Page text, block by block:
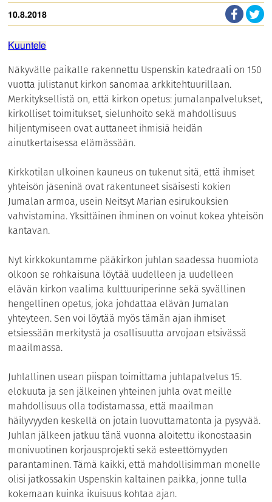
10.8.2018
Kuuntele
Näkyvälle paikalle rakennettu Uspenskin katedraali on 150
vuotta julistanut kirkon sanomaa arkkitehtuurillaan.
Merkityksellistä on, että kirkon opetus: jumalanpalvelukset,
kirkolliset toimitukset, sielunhoito sekä mahdollisuus
hiljentymiseen ovat auttaneet ihmisiä heidän
ainutkertaisessa elämässään.
Kirkkotilan ulkoinen kauneus on tukenut sitä, että ihmiset
yhteisön jäseninä ovat rakentuneet sisäisesti kokien
Jumalan armoa, usein Neitsyt Marian esirukouksien
vahvistamina. Yksittäinen ihminen on voinut kokea yhteisön
kantavan.
Nyt kirkkokuntamme pääkirkon juhlan saadessa huomiota
olkoon se rohkaisuna löytää uudelleen ja uudelleen
elävän kirkon vaalima kulttuuriperinne sekä syvällinen
hengellinen opetus, joka johdattaa elävän Jumalan
yhteyteen. Sen voi löytää myös tämän ajan ihmiset
etsiessään merkitystä ja osallisuutta arvojaan etsivässä
maailmassa.
Juhlallinen usean piispan toimittama juhlapalvelus 15.
elokuuta ja sen jälkeinen yhteinen juhla ovat meille
mahdollisuus olla todistamassa, että maailman
häilyvyyden keskellä on jotain luovuttamatonta ja pysyvää.
Juhlan jälkeen jatkuu tänä vuonna aloitettu ikonostaasin
monivuotinen korjausprojekti sekä esteettömyyden
parantaminen. Tämä kaikki, että mahdollisimman monelle
olisi jatkossakin Uspenskin kaltainen paikka, jonne tulla
kokemaan kuinka ikuisuus kohtaa ajan.